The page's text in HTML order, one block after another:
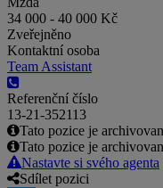
34 000 - 40 000 Kč
Zveřejněno
Kontaktní osoba
Team Assistant
Referenční číslo
13-21-352113
Tato pozice je
Tato pozice je
Nastavte si svého agenta
Sdílet pozici